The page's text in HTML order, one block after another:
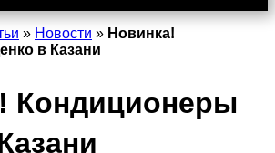
» Новости » Новинка!
в Казани
Кондиционеры